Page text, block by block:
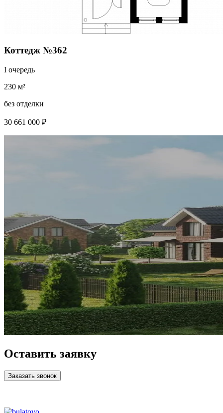
Коттедж №362
I очередь
230 м²
без отделки
30 661 000 ₽
Оставить заявку
Заказать звонок